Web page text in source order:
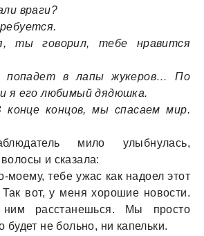
враги?
ты говорил, тебе нравится
в лапы жукеров… По
я его любимый дядюшка.
концов, мы спасаем мир.
мило улыбнулась,
и сказала:
тебе ужас как надоел этот
вот, у меня хорошие новости.
расстанешься. Мы просто
не больно, ни капельки.